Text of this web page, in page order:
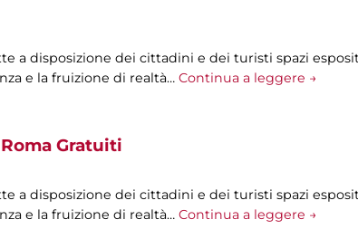
a disposizione dei cittadini e dei turisti spazi
e la fruizione di realtà… Continua a leggere →
Gratuiti
a disposizione dei cittadini e dei turisti spazi
e la fruizione di realtà… Continua a leggere →